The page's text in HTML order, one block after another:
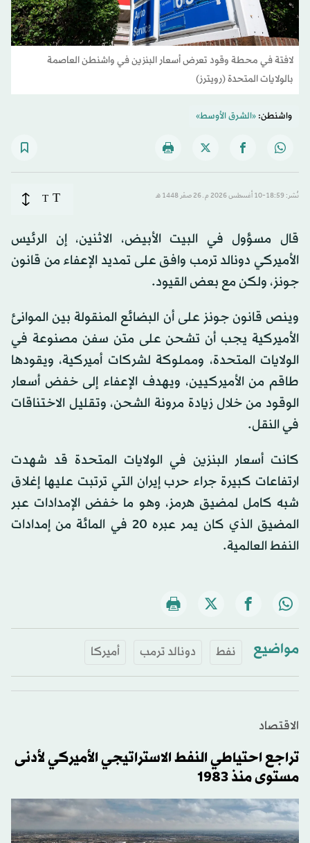
لافتة في محطة وقود تعرض أسعار البنزين في واشنطن العاصمة
بالولايات المتحدة (رويترز)
واشنطن:«الشرق الأوسط»
نُشر: 18:59-10 أغسطس 2026 م ـ 26 صفَر 1448 هـ T
T
قال مسؤول في البيت الأبيض، الاثنين، إن الرئيس
الأميركي دونالد ترمب وافق على تمديد الإعفاء من قانون
جونز، ولكن مع بعض القيود.
وينص قانون جونز على أن البضائع المنقولة بين الموانئ
الأميركية يجب أن تشحن على متن سفن مصنوعة في
الولايات المتحدة، ومملوكة لشركات أميركية، ويقودها
طاقم من الأميركيين، ويهدف الإعفاء إلى خفض أسعار
الوقود من خلال زيادة مرونة الشحن، وتقليل الاختناقات
في النقل.
كانت أسعار البنزين في الولايات المتحدة قد شهدت
ارتفاعات كبيرة جراء حرب إيران التي ترتبت عليها إغلاق
شبه كامل لمضيق هرمز، وهو ما خفض الإمدادات عبر
المضيق الذي كان يمر عبره 20 في المائة من إمدادات
النفط العالمية.
مواضيع نفط دونالد ترمب أميركا
الاقتصاد
تراجع احتياطي النفط الاستراتيجي الأميركي لأدنى
مستوى منذ 1983